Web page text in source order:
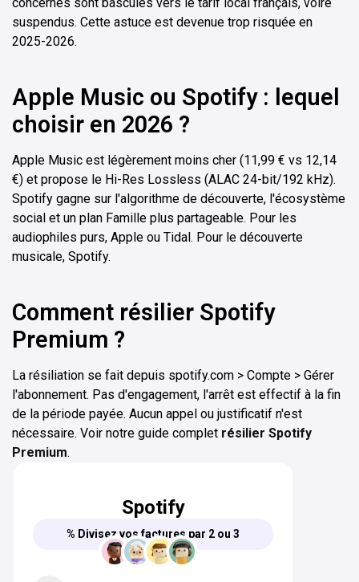
suspendus. Cette astuce est devenue trop risquée en
2025-2026.
Apple Music ou Spotify : lequel
choisir en 2026 ?
Apple Music est légèrement moins cher (11,99 € vs 12,14
€) et propose le Hi-Res Lossless (ALAC 24-bit/192 kHz).
Spotify gagne sur l'algorithme de découverte, l'écosystème
social et un plan Famille plus partageable. Pour les
audiophiles purs, Apple ou Tidal. Pour le découverte
musicale, Spotify.
Comment résilier Spotify
Premium ?
La résiliation se fait depuis spotify.com > Compte > Gérer
l'abonnement. Pas d'engagement, l'arrêt est effectif à la fin
de la période payée. Aucun appel ou justificatif n'est
nécessaire. Voir notre guide complet résilier Spotify
Premium.
Spotify
% Divisez vos factures par 2 ou 3